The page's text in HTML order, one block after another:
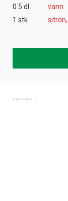
0.5 dl
vann
1 stk